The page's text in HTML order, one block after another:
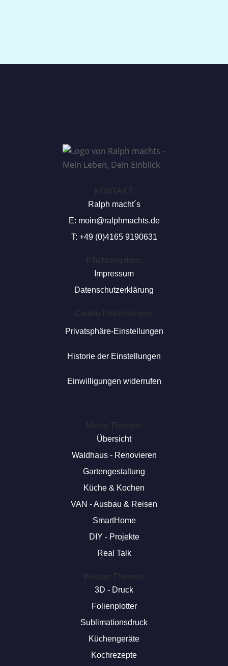
KONTAKT:
Ralph macht´s
E: moin@ralphmachts.de
T: +49 (0)4165 9190631
Pflichtangaben:
Impressum
Datenschutzerklärung
Cookie Einstellungen:
Privatsphäre-Einstellungen
Historie der Einstellungen
Einwilligungen widerrufen
Meine Themen:
Übersicht
Waldhaus - Renovieren
Gartengestaltung
Küche & Kochen
VAN - Ausbau & Reisen
SmartHome
DIY - Projekte
Real Talk
Weitere Themen:
3D - Druck
Folienplotter
Sublimationsdruck
Küchengeräte
Kochrezepte